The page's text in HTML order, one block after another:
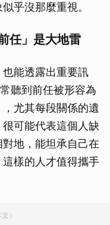
乎沒那麼重視。
任」是大地雷
能透露出重要訊
聽到前任被形容為
，尤其每段關係的遺
可能代表這個人缺
地，能坦承自己在
樣的人才值得攜手
）